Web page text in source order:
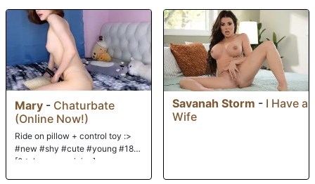
Mary - Chaturbate
(Online Now!)
Ride on pillow + control toy :>
#new #shy #cute #young #18
[0 tokens remaining]
Savanah Storm - I Have a
Wife